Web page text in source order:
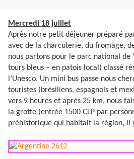
Mercredi 18 juillet
Après notre petit déjeuner préparé
avec de la charcuterie, du fromage,
nous partons pour le parc national de
tours bleus – en patois local) classé
l’Unesco. Un mini bus passe nous
touristes (brésiliens, espagnols et
vers 9 heures et après 25 km, nous
la grotte (entrée 1500 CLP par
préhistorique qui habitait la région, il